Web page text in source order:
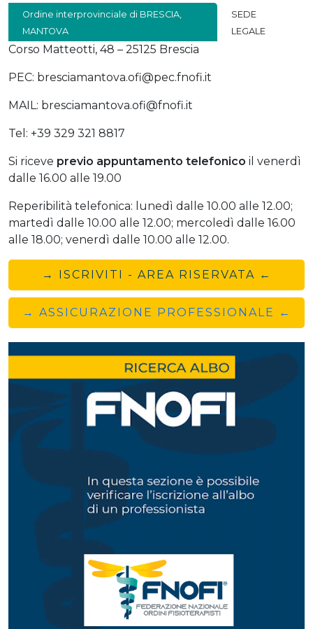
Ordine interprovinciale di BRESCIA,
MANTOVA
SEDE
LEGALE
Corso Matteotti, 48 – 25125 Brescia
PEC: bresciamantova.ofi@pec.fnofi.it
MAIL: bresciamantova.ofi@fnofi.it
Tel: +39 329 321 8817
Si riceve previo appuntamento telefonico il venerdì
dalle 16.00 alle 19.00
Reperibilità telefonica: lunedì dalle 10.00 alle 12.00;
martedì dalle 10.00 alle 12.00; mercoledì dalle 16.00
alle 18.00; venerdì dalle 10.00 alle 12.00.
→ ISCRIVITI - AREA RISERVATA ←
→ ASSICURAZIONE PROFESSIONALE ←